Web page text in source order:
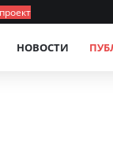
НОВОСТИ